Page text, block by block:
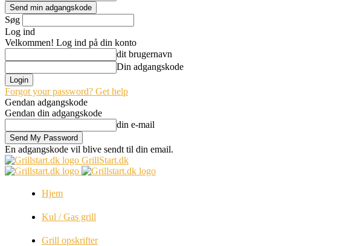
Søg
Log ind
Velkommen! Log ind på din konto
dit brugernavn
Din adgangskode
Forgot your password? Get help
Gendan adgangskode
Gendan din adgangskode
din e-mail
En adgangskode vil blive sendt til din email.
GrillStart.dk
Hjem
Kul / Gas grill
Grill opskrifter